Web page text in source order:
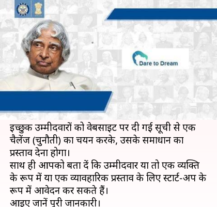
DRDO दे रहा है 10 लाख रूपये जीतने
का मौका, ऐसे करें आवेदन
लेखन मोना दीक्षित Feb 18, 2019 03:40 pm
क्या है खबर?
रक्षा अनुसंधान और विकास संगठन (DRDO) ने अपनी
'Dare to Dream'
प्रतियोगिता के लिए आवेदन आमंत्रित किए हैं।
इच्छुक उम्मीदवारों को वेबसाइट पर दी गई सूची से एक
चैलेंज (चुनौती) का चयन करके, उसके समाधान का
प्रस्ताव देना होगा।
साथ ही आपको बता दें कि उम्मीदवार या तो एक व्यक्ति
के रूप में या एक व्यावहारिक प्रस्ताव के लिए स्टार्ट-अप के
रूप में आवेदन कर सकते हैं।